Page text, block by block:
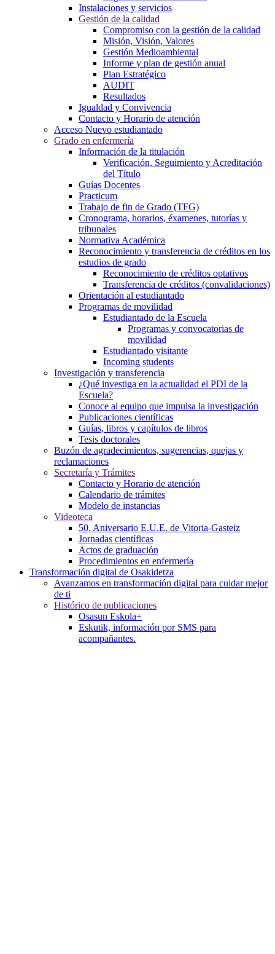
Instalaciones y servicios
Gestión de la calidad
Compromiso con la gestión de la calidad
Misión, Visión, Valores
Gestión Medioambiental
Informe y plan de gestión anual
Plan Estratégico
AUDIT
Resultados
Igualdad y Convivencia
Contacto y Horario de atención
Acceso Nuevo estudiantado
Grado en enfermería
Información de la titulación
Verificación, Seguimiento y Acreditación
del Título
Guías Docentes
Practicum
Trabajo de fin de Grado (TFG)
Cronograma, horarios, éxamenes, tutorías y
tribunales
Normativa Académica
Reconocimiento y transferencia de créditos en los
estudios de grado
Reconocimiento de créditos optativos
Transferencia de créditos (convalidaciones)
Orientación al estudiantado
Programas de movilidad
Estudiantado de la Escuela
Programas y convocatorias de
movilidad
Estudiantado visitante
Incoming students
Investigación y transferencia
¿Qué investiga en la actualidad el PDI de la
Escuela?
Conoce al equipo que impulsa la investigación
Publicaciones científicas
Guías, libros y capítulos de libros
Tesis doctorales
Buzón de agradecimientos, sugerencias, quejas y
reclamaciones
Secretaría y Trámites
Contacto y Horario de atención
Calendario de trámites
Modelo de instancias
Videoteca
50. Aniversario E.U.E. de Vitoria-Gasteiz
Jornadas científicas
Actos de graduación
Procedimientos en enfermería
Transformación digital de Osakidetza
Avanzamos en transformación digital para cuidar mejor
de ti
Histórico de publicaciones
Osasun Eskola+
Eskutik, información por SMS para
acompañantes.